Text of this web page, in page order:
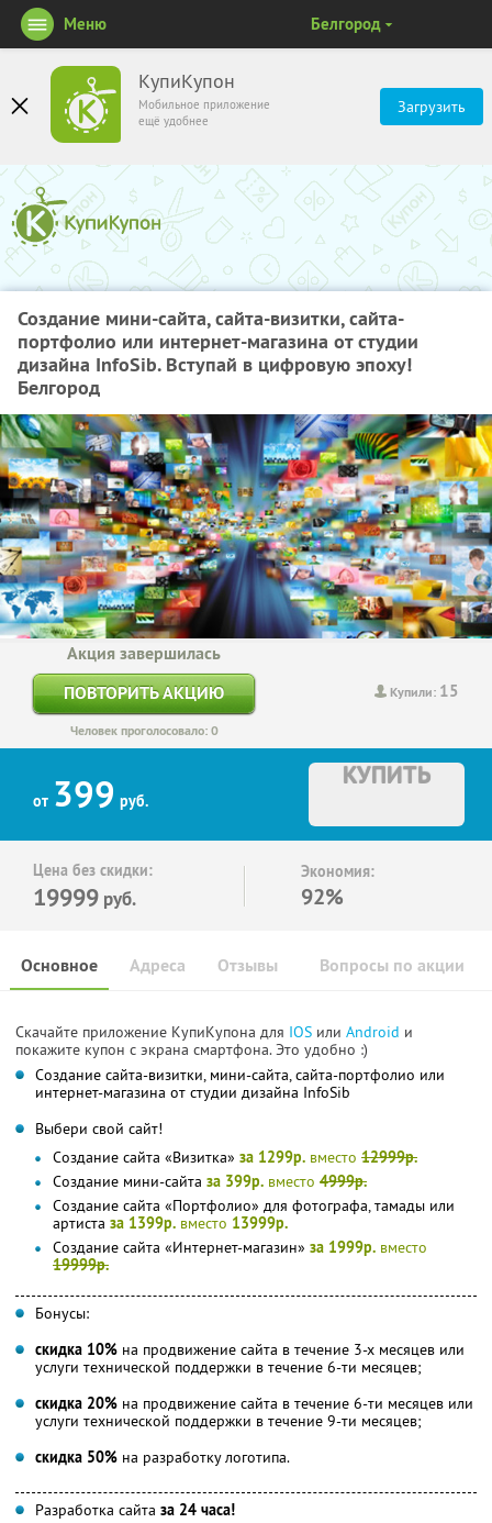
КупиКупон
Мобильное приложение
ещё удобнее
Загрузить
Меню Белгород
Создание мини-сайта, сайта-визитки, сайта-
портфолио или интернет-магазина от студии
дизайна InfoSib. Вступай в цифровую эпоху!
Белгород
Купили: 15
Акция завершилась
ПОВТОРИТЬ АКЦИЮ
Человек проголосовало: 0
от 399 руб.
КУПИТЬ
Цена без скидки:
19999 руб.
Экономия:
92%
Основное Отзывы Вопросы по акции
Адреса
Скачайте приложение КупиКупона для IOS или Android и
покажите купон с экрана смартфона. Это удобно :)
Создание сайта-визитки, мини-сайта, сайта-портфолио или
интернет-магазина от студии дизайна InfoSib
Выбери свой сайт!
Создание сайта «Визитка» за 1299р. вместо 12999р.
Создание мини-сайта за 399р. вместо 4999р.
Создание сайта «Портфолио» для фотографа, тамады или
артиста за 1399р. вместо 13999р.
Создание сайта «Интернет-магазин» за 1999р. вместо
19999р.
Бонусы:
скидка 10% на продвижение сайта в течение 3-х месяцев или
услуги технической поддержки в течение 6-ти месяцев;
скидка 20% на продвижение сайта в течение 6-ти месяцев или
услуги технической поддержки в течение 9-ти месяцев;
скидка 50% на разработку логотипа.
Разработка сайта за 24 часа!